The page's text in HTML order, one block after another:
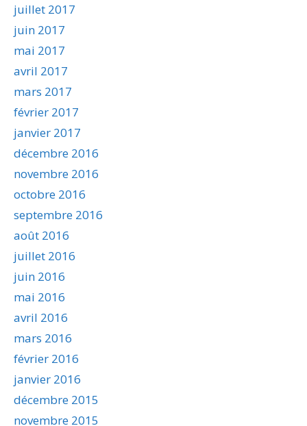
juillet 2017
juin 2017
mai 2017
avril 2017
mars 2017
février 2017
janvier 2017
décembre 2016
novembre 2016
octobre 2016
septembre 2016
août 2016
juillet 2016
juin 2016
mai 2016
avril 2016
mars 2016
février 2016
janvier 2016
décembre 2015
novembre 2015